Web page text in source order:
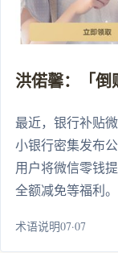
洪偌馨：「
最近，银行补贴
小银行密集发布
用户将微信零钱
全额减免等福利
术语说明07·07